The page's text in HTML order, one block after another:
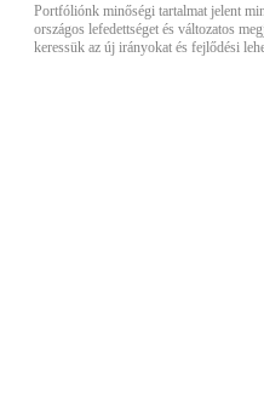
Portfóliónk minőségi tartalmat jelent
országos lefedettséget és változatos
keressük az új irányokat és fejlődési